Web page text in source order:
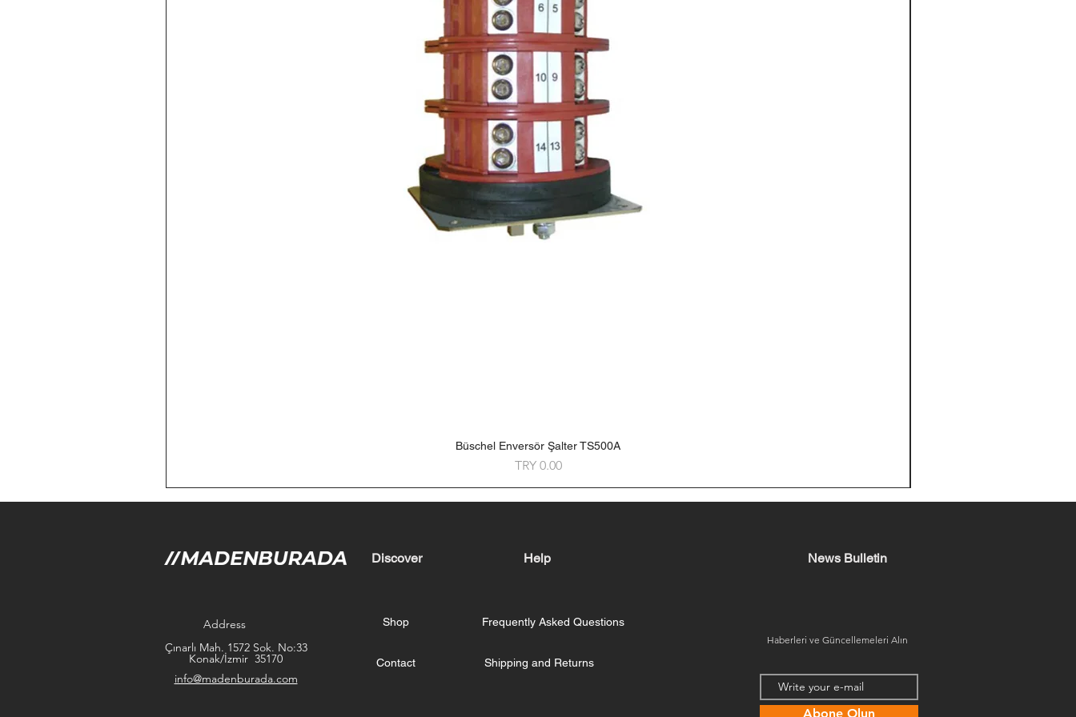
Quick View
Büschel Enversör Şalter TS500A
Price
TRY 0.00
Discover Help
Address
Çınarlı Mah. 1572 Sok. No:33
Konak/İzmir 35170
Shop Frequently Asked Questions
Contact Shipping and Returns
info@madenburada.com
News Bulletin
Haberleri ve Güncellemeleri Alın
Abone Olun